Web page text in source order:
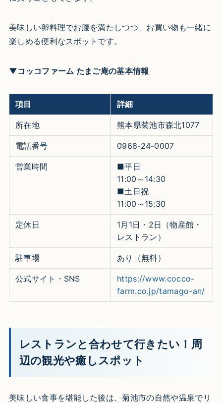
美味しい卵料理でお腹を満たしつつ、お買い物も一緒に
楽しめる便利なスポットです。
▼コッコファーム たまご庵の基本情報
項目 詳細
所在地 熊本県菊池市森北1077
電話番号 0968-24-0007
営業時間
■平日
11:00～14:30
■土日祝
11:00～15:30
定休日
1月1日・2日（物産館・
レストラン）
駐車場 あり（無料）
公式サイト・SNS
https://www.cocco-
farm.co.jp/tamago-an/
レストランと合わせて行きたい！周
辺の観光や癒しスポット
美味しい食事を堪能した後は、菊池市の自然や温泉でリ